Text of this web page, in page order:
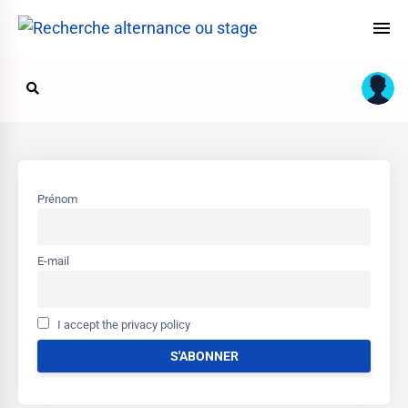
Prénom
E-mail
I accept the privacy policy